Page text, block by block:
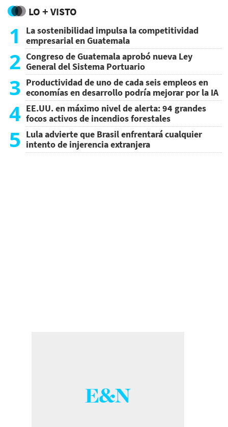
LO + VISTO
1
La sostenibilidad impulsa la competitividad
empresarial en Guatemala
2 Congreso de Guatemala aprobó nueva Ley
General del Sistema Portuario
3 Productividad de uno de cada seis empleos en
economías en desarrollo podría mejorar por la IA
4 EE.UU. en máximo nivel de alerta: 94 grandes
focos activos de incendios forestales
5 Lula advierte que Brasil enfrentará cualquier
intento de injerencia extranjera